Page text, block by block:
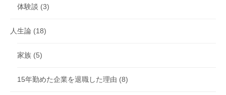
体験談 (3)
人生論 (18)
家族 (5)
15年勤めた企業を退職した理由 (8)